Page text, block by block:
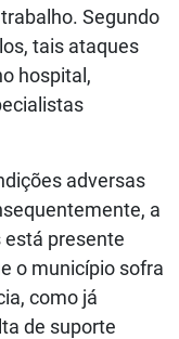
Segundo
tais ataques
hospital,
adversas
a
está presente
o município sofra
como já
de suporte